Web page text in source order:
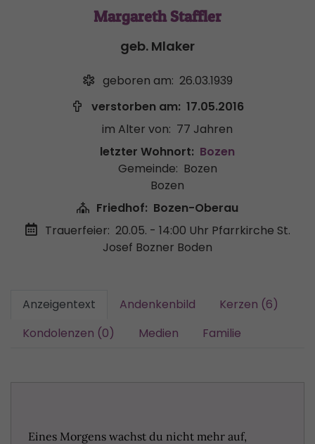
Margareth Staffler
geb. Mlaker
geboren am: 26.03.1939
verstorben am: 17.05.2016
im Alter von: 77 Jahren
letzter Wohnort: Bozen
Gemeinde: Bozen
Bozen
Friedhof: Bozen-Oberau
Trauerfeier: 20.05. - 14:00 Uhr Pfarrkirche St.
Josef Bozner Boden
Anzeigentext Andenkenbild
Kerzen (6)
Kondolenzen (0)
Medien Familie
Eines Morgens wachst du nicht mehr auf,